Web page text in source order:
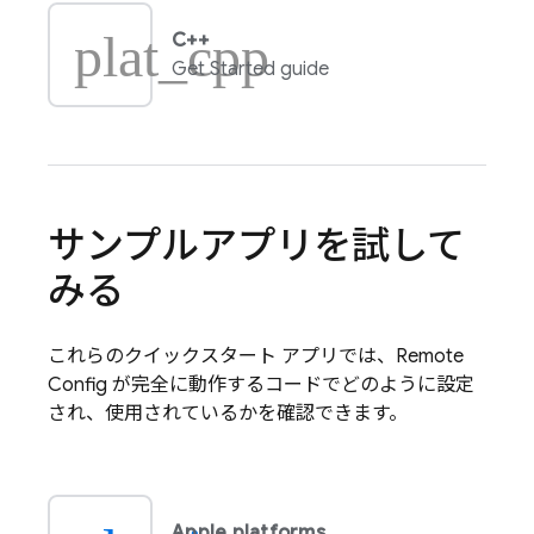
plat_cpp
C++
Get Started guide
サンプルアプリを試して
みる
これらのクイックスタート アプリでは、 Remote
Config が完全に動作するコードでどのように設定
され、使用されているかを確認できます。